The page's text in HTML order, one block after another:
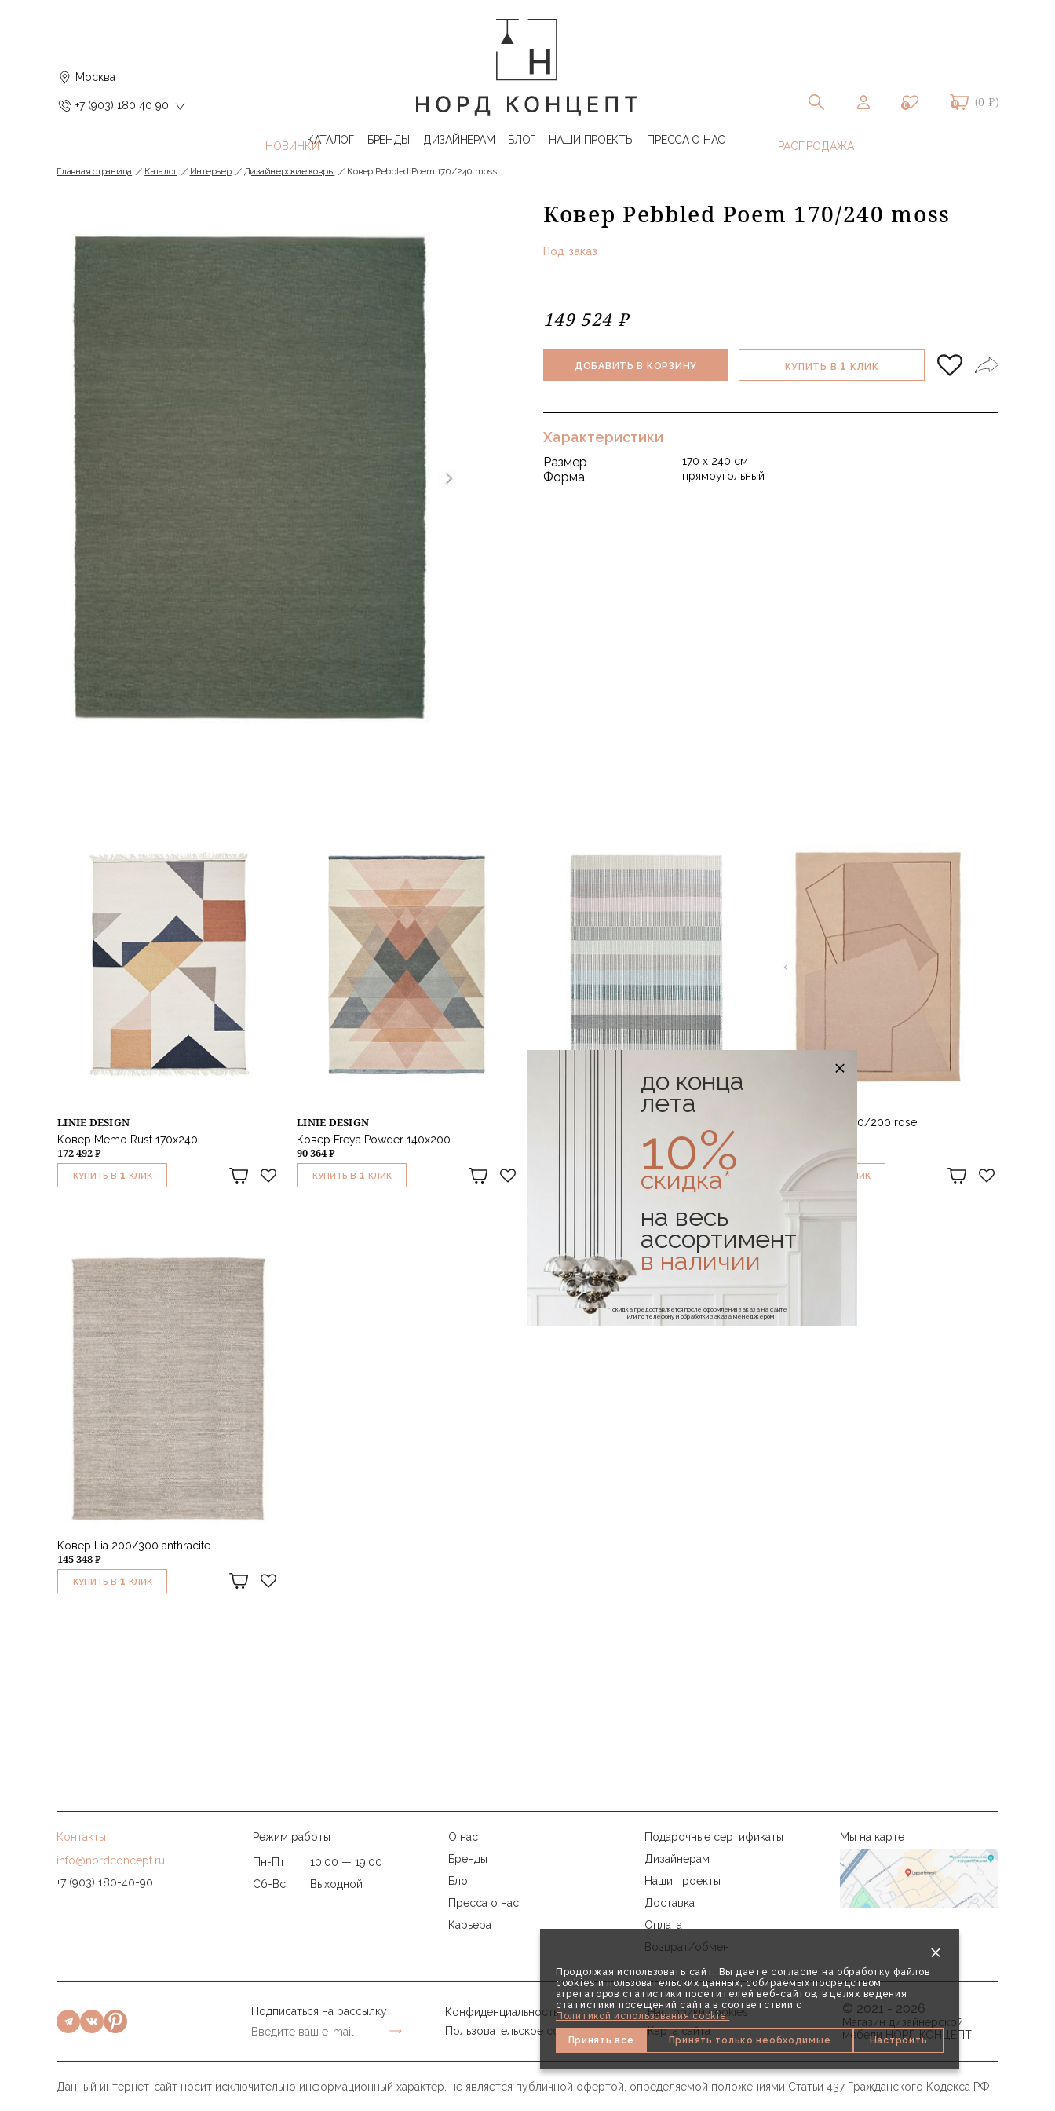
Продолжая использовать сайт, Вы даете согласие на обработку файлов
cookies и пользовательских данных, собираемых посредством
агрегаторов статистики посетителей веб-сайтов, в целях ведения
статистики посещений сайта в соответствии с
Политикой использования cookie.
Принять все Принять только необходимые Настроить
Москва
+7 (903) 180 40 90 0 0 (0 ₽)
КАТАЛОГ БРЕНДЫ ДИЗАЙНЕРАМ БЛОГ НАШИ ПРОЕКТЫ ПРЕССА О НАС
Главная страница Каталог Интерьер Дизайнерские ковры Ковер Pebbled Poem 170/240 moss
Ковер Pebbled Poem 170/240 moss
Под заказ
149 524 ₽
ДОБАВИТЬ В КОРЗИНУ КУПИТЬ В1 КЛИК
Характеристики
Размер 170 х 240 см
Форма прямоугольный
LINIE DESIGN
Ковер Memo Rust 170x240
172 492 ₽
КУПИТЬ В 1 КЛИК
LINIE DESIGN
Ковер Freya Powder 140x200
90 364 ₽
КУПИТЬ В 1 КЛИК
Ковер Devise Pastel 140x200
Ковер Furbo 140/200 rose
105 908 ₽
КУПИТЬ В КЛИК
Ковер Lia 200/300 anthracite
145 348 ₽
КУПИТЬ В 1 КЛИК
до конца
лета
10%
скидка*
на весь
ассортимент
в наличии
* скидка предоставляется после оформления заказа на сайте
или по телефону и обработки заказа менеджером
Контакты
info@nordconcept.ru
+7 (903) 180-40-90
Режим работы
Пн-Пт
10:00 — 19.00
Сб-Вс
Выходной
Мы на карте
О нас
Подарочные сертификаты
Бренды
Дизайнерам
Блог
Наши проекты
Пресса о нас
Доставка
Карьера
Оплата
Возврат/обмен
Подписаться на рассылку
Конфиденциальность
Пользовательское соглашение
Настройки cookies
Карта сайта
© 2021 - 2026
Магазин дизайнерской
мебели НОРД КОНЦЕПТ
Данный интернет-сайт носит исключительно информационный характер, не является публичной офертой, определяемой положениями Статьи 437 Гражданского Кодекса РФ.